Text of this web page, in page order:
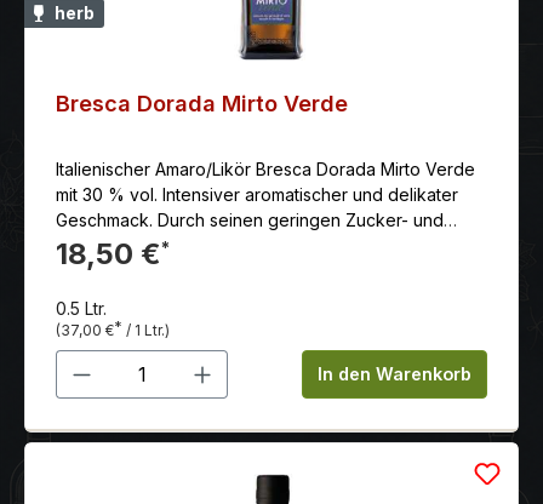
herb
Bresca Dorada Mirto Verde
Italienischer Amaro/Likör Bresca Dorada Mirto Verde
mit 30 % vol. Intensiver aromatischer und delikater
Geschmack. Durch seinen geringen Zucker- und
Alkoholgehalt eignet er sich nicht nur als Digestif,
sondern zu vielen Gelegenheiten.
18,50 €*
0.5 Ltr.
(37,00 €* / 1 Ltr.)
Produkt Anzahl: Gib denIn den Warenkorb